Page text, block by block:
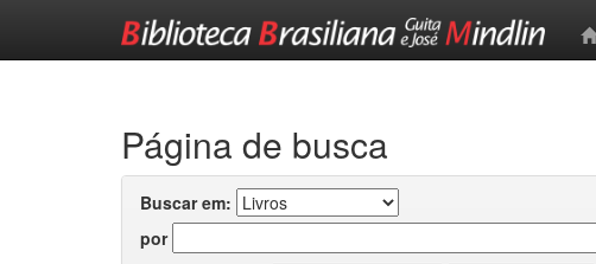
Página de busca
Buscar em:
por